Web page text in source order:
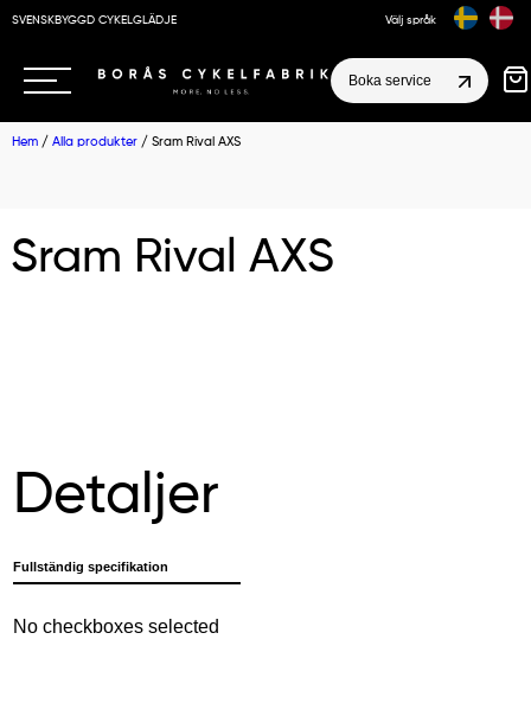
SVENSKBYGGD CYKELGLÄDJE Välj språk
Boka service
Hem / Alla produkter / Sram Rival AXS
Sram Rival AXS
Detaljer
Fullständig specifikation
No checkboxes selected